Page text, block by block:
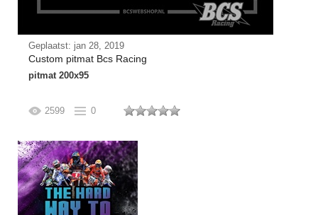
Geplaatst: jan 28, 2019
Custom pitmat Bcs Racing
pitmat 200x95
2599 0